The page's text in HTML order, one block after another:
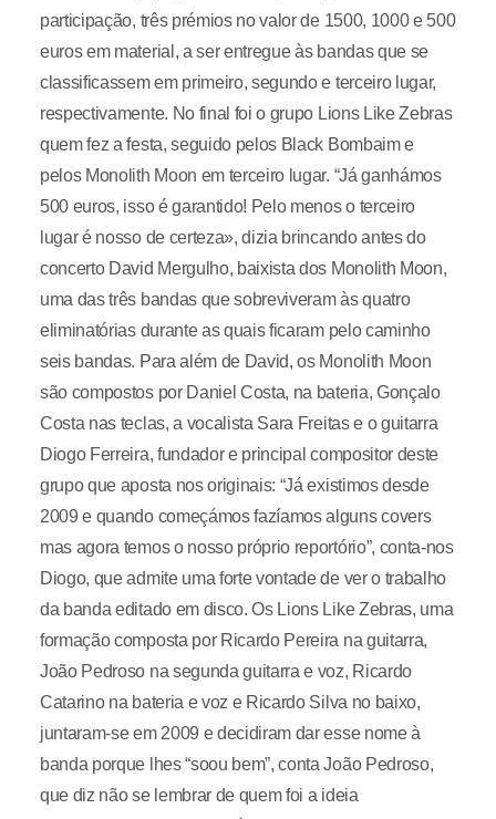
participação, três prémios no valor de 1500, 1000 e 500
euros em material, a ser entregue às bandas que se
classificassem em primeiro, segundo e terceiro lugar,
respectivamente. No final foi o grupo Lions Like Zebras
quem fez a festa, seguido pelos Black Bombaim e
pelos Monolith Moon em terceiro lugar. “Já ganhámos
500 euros, isso é garantido! Pelo menos o terceiro
lugar é nosso de certeza», dizia brincando antes do
concerto David Mergulho, baixista dos Monolith Moon,
uma das três bandas que sobreviveram às quatro
eliminatórias durante as quais ficaram pelo caminho
seis bandas. Para além de David, os Monolith Moon
são compostos por Daniel Costa, na bateria, Gonçalo
Costa nas teclas, a vocalista Sara Freitas e o guitarra
Diogo Ferreira, fundador e principal compositor deste
grupo que aposta nos originais: “Já existimos desde
2009 e quando começámos fazíamos alguns covers
mas agora temos o nosso próprio reportório”, conta-nos
Diogo, que admite uma forte vontade de ver o trabalho
da banda editado em disco. Os Lions Like Zebras, uma
formação composta por Ricardo Pereira na guitarra,
João Pedroso na segunda guitarra e voz, Ricardo
Catarino na bateria e voz e Ricardo Silva no baixo,
juntaram-se em 2009 e decidiram dar esse nome à
banda porque lhes “soou bem”, conta João Pedroso,
que diz não se lembrar de quem foi a ideia